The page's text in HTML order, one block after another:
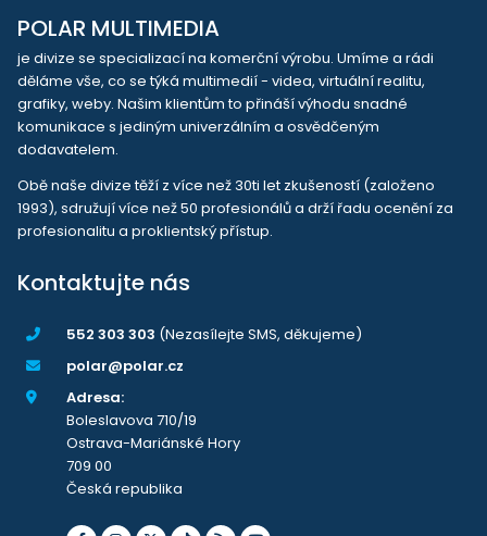
POLAR MULTIMEDIA
je divize se specializací na komerční výrobu. Umíme a rádi
děláme vše, co se týká multimedií - videa, virtuální realitu,
grafiky, weby. Našim klientům to přináší výhodu snadné
komunikace s jediným univerzálním a osvědčeným
dodavatelem.
Obě naše divize těží z více než 30ti let zkušeností (založeno
1993), sdružují více než 50 profesionálů a drží řadu ocenění za
profesionalitu a proklientský přístup.
Kontaktujte nás
552 303 303 (Nezasílejte SMS, děkujeme)
polar@polar.cz
Adresa:
Boleslavova 710/19
Ostrava-Mariánské Hory
709 00
Česká republika